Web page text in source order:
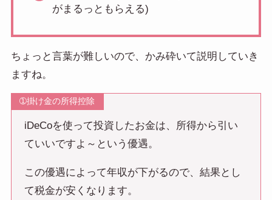
がまるっともらえる)
ちょっと言葉が難しいので、かみ砕いて説明していき
ますね。
➀掛け金の所得控除
iDeCoを使って投資したお金は、所得から引い
ていいですよ～という優遇。
この優遇によって年収が下がるので、結果とし
て税金が安くなります。